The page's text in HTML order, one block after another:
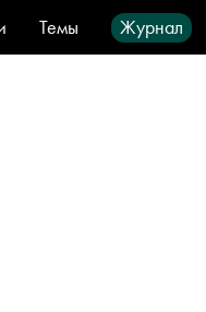
Темы Журнал
Видео Город